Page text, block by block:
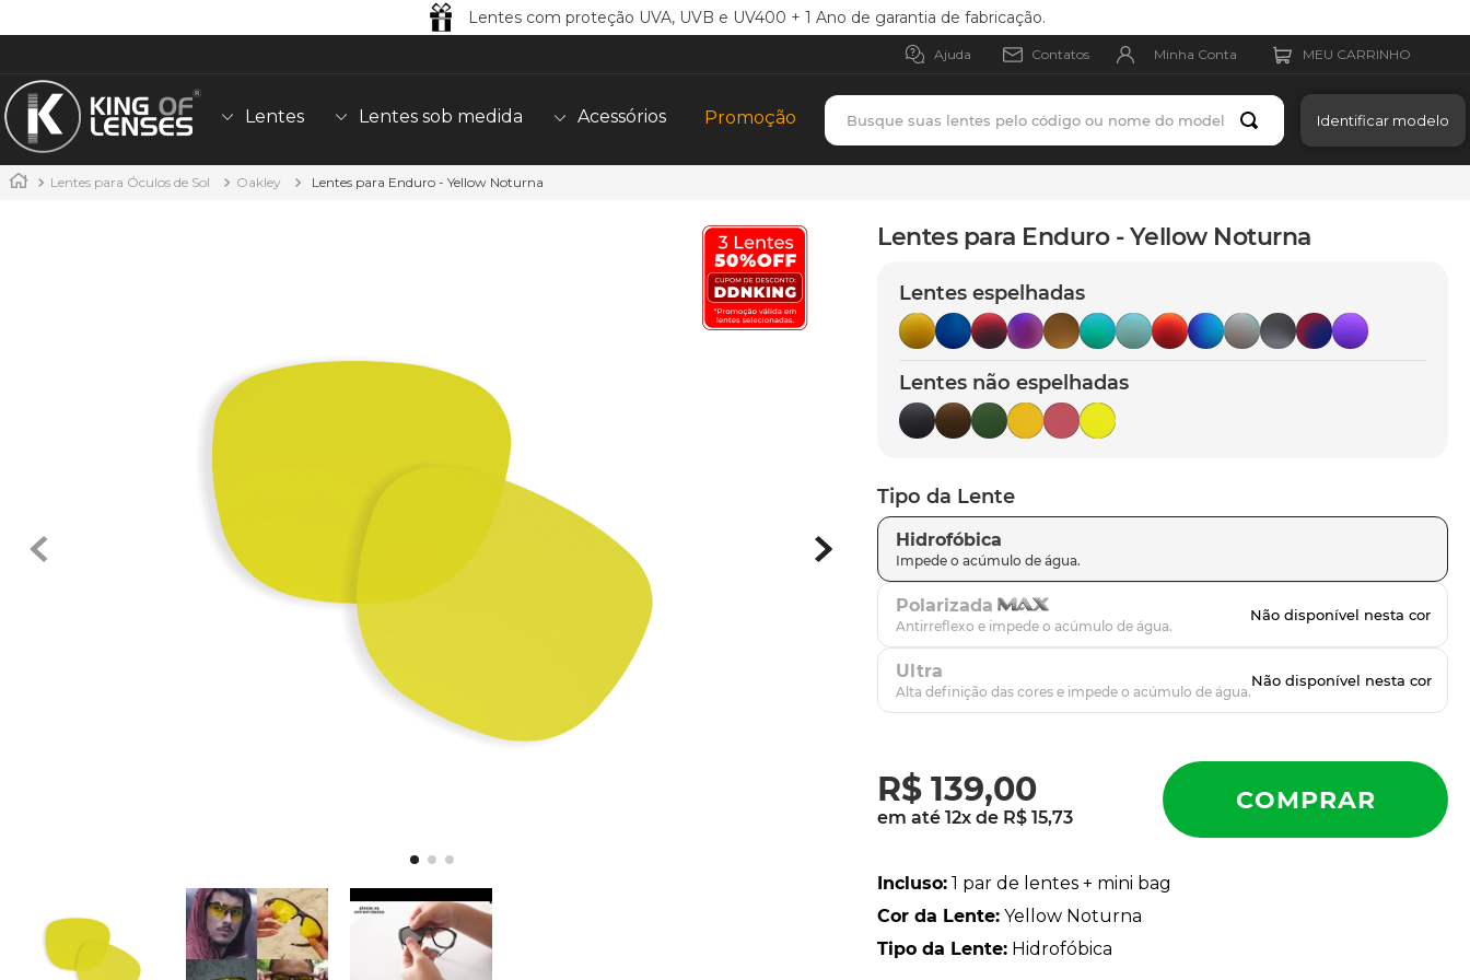
Lentes com proteção UVA, UVB e UV400 + 1 Ano de garantia de fabricação.
Ajuda Contatos Minha Conta
Lentes Lentes sob medida Acessórios Promoção
Busque suas lentes pelo código ou nome do modelo
Identificar modelo
Lentes para Óculos de Sol Oakley Lentes para Enduro - Yellow Noturna
Lentes para Enduro - Yellow Noturna
Lentes espelhadas
Lentes não espelhadas
Tipo da Lente
Hidrofóbica
Polarizada
Ultra
R$ 139,00
em até12x de R$ 15,73
Incluso: 1 par de lentes + mini bag
Cor da Lente: Yellow Noturna
Tipo da Lente: Hidrofóbica
latch
sutro